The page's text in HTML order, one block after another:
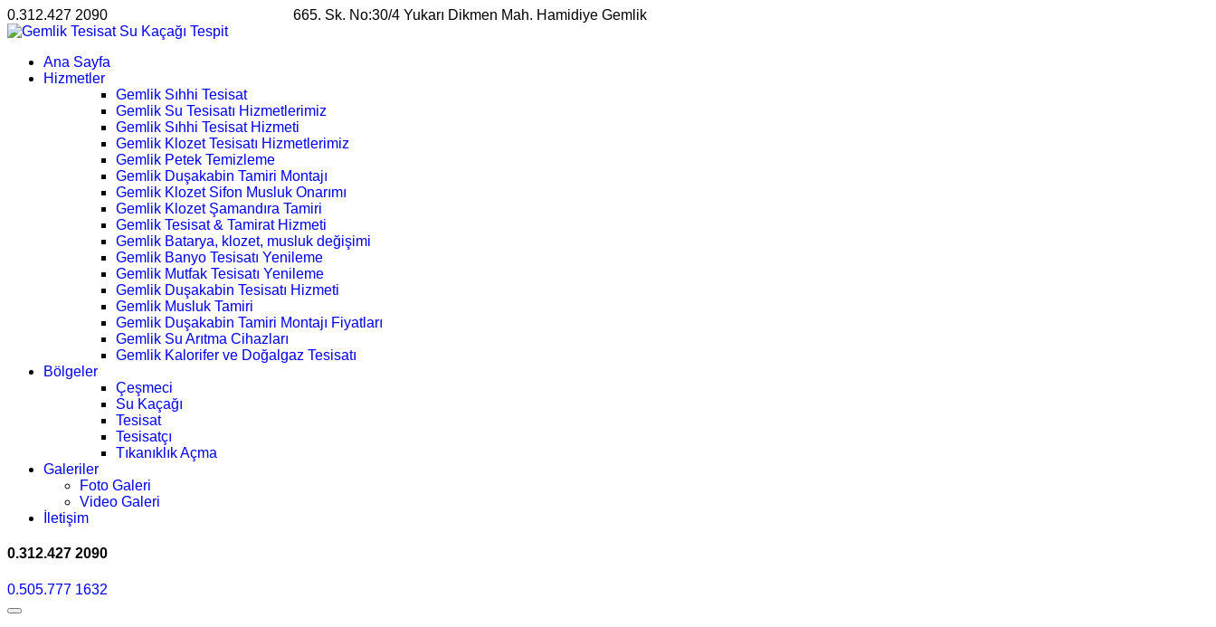
0.312.427 2090 665. Sk. No:30/4 Yukarı Dikmen Mah. Hamidiye Gemlik
Ana Sayfa
Hizmetler
Gemlik Sıhhi Tesisat
Gemlik Su Tesisatı Hizmetlerimiz
Gemlik Sıhhi Tesisat Hizmeti
Gemlik Klozet Tesisatı Hizmetlerimiz
Gemlik Petek Temizleme
Gemlik Duşakabin Tamiri Montajı
Gemlik Klozet Sifon Musluk Onarımı
Gemlik Klozet Şamandıra Tamiri
Gemlik Tesisat & Tamirat Hizmeti
Gemlik Batarya, klozet, musluk değişimi
Gemlik Banyo Tesisatı Yenileme
Gemlik Mutfak Tesisatı Yenileme
Gemlik Duşakabin Tesisatı Hizmeti
Gemlik Musluk Tamiri
Gemlik Duşakabin Tamiri Montajı Fiyatları
Gemlik Su Arıtma Cihazları
Gemlik Kalorifer ve Doğalgaz Tesisatı
Bölgeler
Çeşmeci
Su Kaçağı
Tesisat
Tesisatçı
Tıkanıklık Açma
Galeriler
Foto Galeri
Video Galeri
İletişim
0.312.427 2090
0.505.777 1632